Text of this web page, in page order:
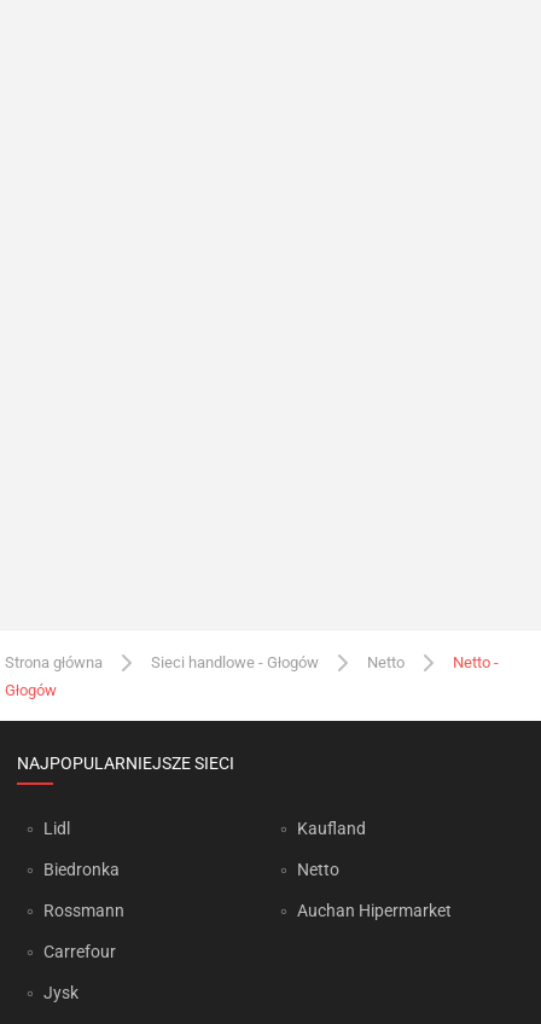
Strona główna Sieci handlowe - Głogów Netto
Netto -
Głogów
NAJPOPULARNIEJSZE SIECI
Lidl
Biedronka
Rossmann
Carrefour
Jysk
Kaufland
Netto
Auchan Hipermarket